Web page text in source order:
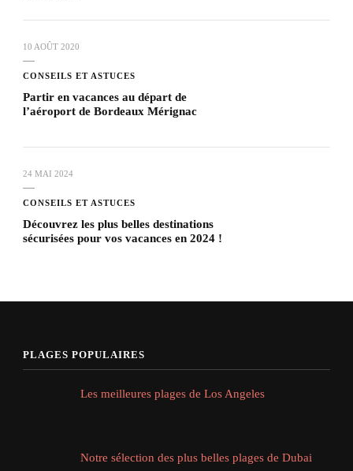
10 AOÛT 2020
CONSEILS ET ASTUCES
Partir en vacances au départ de
l’aéroport de Bordeaux Mérignac
24 MAI 2024
CONSEILS ET ASTUCES
Découvrez les plus belles destinations
sécurisées pour vos vacances en 2024 !
PLAGES POPULAIRES
Les meilleures plages de Los Angeles
Notre sélection des plus belles plages de Dubai